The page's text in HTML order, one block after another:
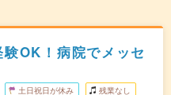
OK！病院でメッセ
土日祝日が休み 残業なし